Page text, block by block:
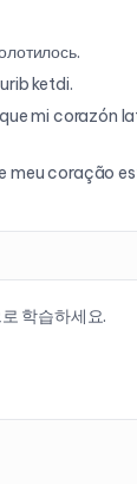
ketdi.
mi corazón
meu coração
학습하세요.